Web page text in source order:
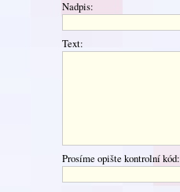
Nadpis:
Text:
Prosíme opište kontrolní kód: